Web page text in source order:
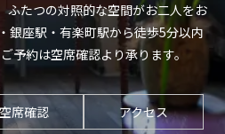
ふたつの対照的な空間がお二人をお
銀座駅・有楽町駅から徒歩5分以内
予約は空席確認より承ります。
空席確認 アクセス